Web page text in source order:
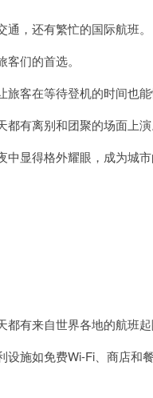
，还有繁忙的国际航班。
们的首选。
客在等待登机的时间也能
有离别和团聚的场面上演
显得格外耀眼，成为城市
有来自世界各地的航班起
施如免费Wi-Fi、商店和